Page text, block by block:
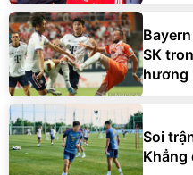
SK
hương
Soi
Khẳng